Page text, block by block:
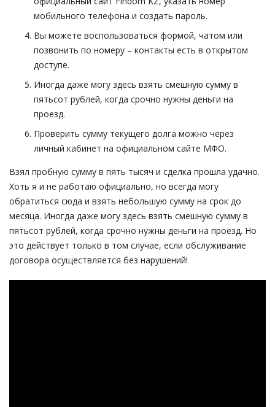
мобильного телефона и создать пароль.
Вы можете воспользоваться формой, чатом или
позвонить по номеру – контакты есть в открытом
доступе.
Иногда даже могу здесь взять смешную сумму в
пятьсот рублей, когда срочно нужны деньги на
проезд.
Проверить сумму текущего долга можно через
личный кабинет на официальном сайте МФО.
Взял пробную сумму в пять тысяч и сделка прошла удачно.
Хоть я и не работаю официально, но всегда могу
обратиться сюда и взять небольшую сумму на срок до
месяца. Иногда даже могу здесь взять смешную сумму в
пятьсот рублей, когда срочно нужны деньги на проезд. Но
это действует только в том случае, если обслуживание
договора осуществляется без нарушений!